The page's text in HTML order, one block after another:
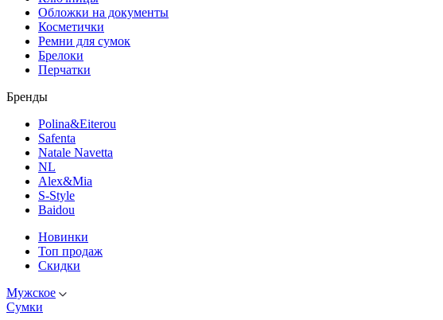
Обложки на документы
Косметички
Ремни для сумок
Брелоки
Перчатки
Бренды
Polina&Eiterou
Safenta
Natale Navetta
NL
Alex&Mia
S-Style
Baidou
Новинки
Топ продаж
Скидки
Мужское
Сумки